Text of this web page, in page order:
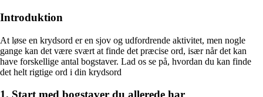
Introduktion
At løse en krydsord er en sjov og udfordrende aktivitet, men nogle
gange kan det være svært at finde det præcise ord, især når det kan
have forskellige antal bogstaver. Lad os se på, hvordan du kan finde
det helt rigtige ord i din krydsord